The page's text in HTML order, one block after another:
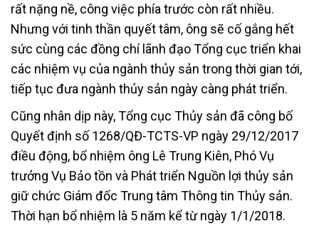
rất nặng nề, công việc phía trước còn rất nhiều.
Nhưng với tinh thần quyết tâm, ông sẽ cố gắng hết
sức cùng các đồng chí lãnh đạo Tổng cục triển khai
các nhiệm vụ của ngành thủy sản trong thời gian tới,
tiếp tục đưa ngành thủy sản ngày càng phát triển.
Cũng nhân dịp này, Tổng cục Thủy sản đã công bố
Quyết định số 1268/QĐ-TCTS-VP ngày 29/12/2017
điều động, bổ nhiệm ông Lê Trung Kiên, Phó Vụ
trưởng Vụ Bảo tồn và Phát triển Nguồn lợi thủy sản
giữ chức Giám đốc Trung tâm Thông tin Thủy sản.
Thời hạn bổ nhiệm là 5 năm kể từ ngày 1/1/2018.